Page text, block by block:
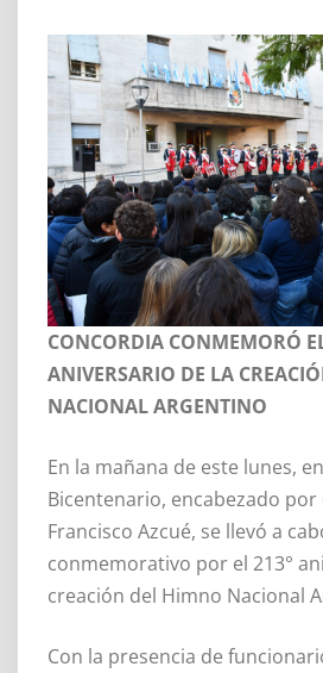
CONCORDIA CONMEMORÓ
ANIVERSARIO DE LA
NACIONAL ARGENTINO
En la mañana de este lunes,
Bicentenario, encabezado
Francisco Azcué, se llevó a
conmemorativo por el 213°
creación del Himno Nacional
Con la presencia de